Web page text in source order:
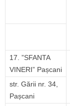
17. ”SFANTA
VINERI” Pașcani
str. Gării nr. 34,
Pașcani